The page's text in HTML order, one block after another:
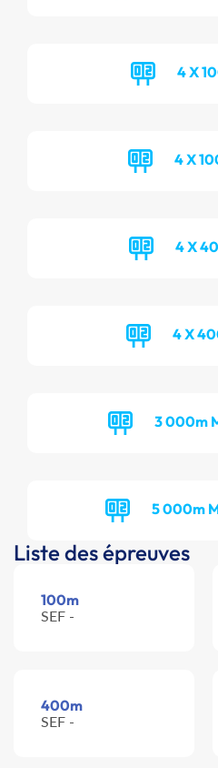
4 X
4 X
4 X
4 X
3 000m
5 000m
Liste des épreuves
100m
SEF -
400m
SEF -